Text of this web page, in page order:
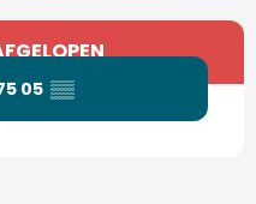
05 ▒▒